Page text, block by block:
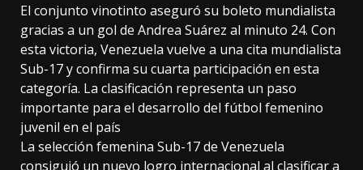
El conjunto vinotinto aseguró su boleto mundialista
gracias a un gol de Andrea Suárez al minuto 24. Con
esta victoria, Venezuela vuelve a una cita mundialista
Sub-17 y confirma su cuarta participación en esta
categoría. La clasificación representa un paso
importante para el desarrollo del fútbol femenino
juvenil en el país
La selección femenina Sub-17 de Venezuela
consiguió un nuevo logro internacional al clasificar a